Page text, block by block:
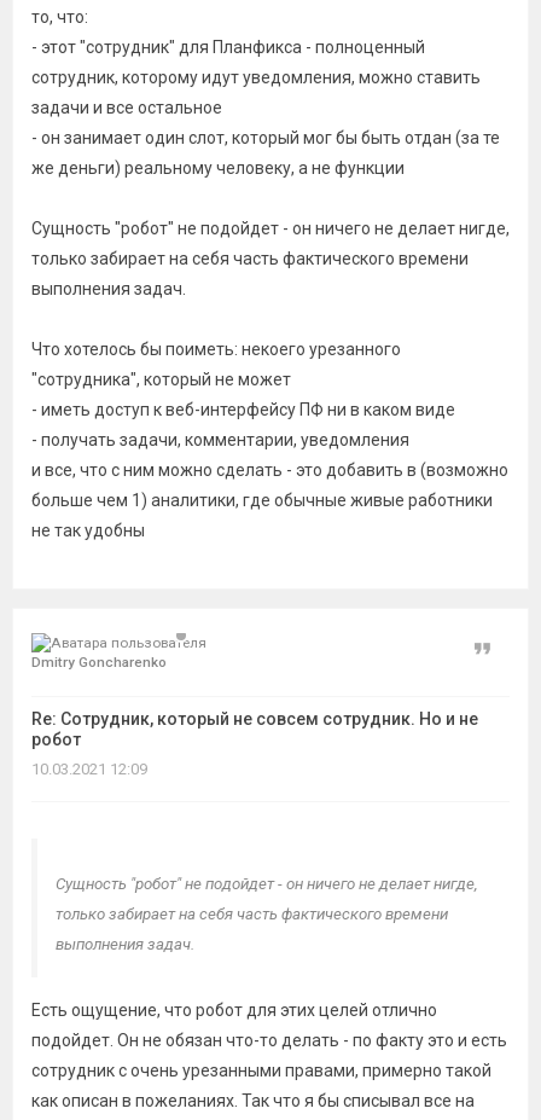
то, что:
- этот "сотрудник" для Планфикса - полноценный
сотрудник, которому идут уведомления, можно ставить
задачи и все остальное
- он занимает один слот, который мог бы быть отдан (за те
же деньги) реальному человеку, а не функции
Сущность "робот" не подойдет - он ничего не делает нигде,
только забирает на себя часть фактического времени
выполнения задач.
Что хотелось бы поиметь: некоего урезанного
"сотрудника", который не может
- иметь доступ к веб-интерфейсу ПФ ни в каком виде
- получать задачи, комментарии, уведомления
и все, что с ним можно сделать - это добавить в (возможно
больше чем 1) аналитики, где обычные живые работники
не так удобны
Dmitry Goncharenko
Re: Сотрудник, который не совсем сотрудник. Но и не
робот
Цитата
10.03.2021 12:09
Сущность "робот" не подойдет - он ничего не делает нигде,
только забирает на себя часть фактического времени
выполнения задач.
Есть ощущение, что робот для этих целей отлично
подойдет. Он не обязан что-то делать - по факту это и есть
сотрудник с очень урезанными правами, примерно такой
как описан в пожеланиях. Так что я бы списывал все на